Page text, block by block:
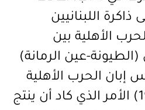
ذاكرة اللبنانيين
الأهلية بين
عين الرمانة)
إبان الحرب الأهلية
اللبنانية (1975- 1990) الأمر الذي كاد أن ينتج